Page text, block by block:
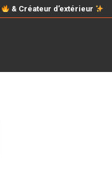
& Créateur d’extérieur